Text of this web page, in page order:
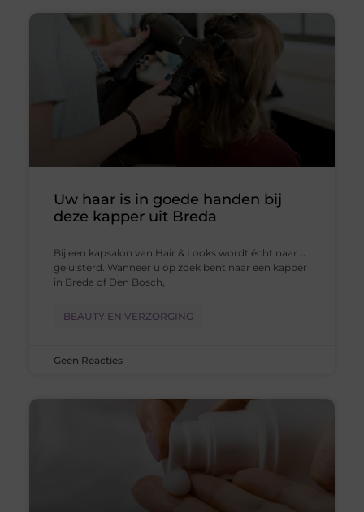
Uw haar is in goede handen bij
deze kapper uit Breda
Bij een kapsalon van Hair & Looks wordt écht naar u
geluisterd. Wanneer u op zoek bent naar een kapper
in Breda of Den Bosch,
BEAUTY EN VERZORGING
Geen Reacties